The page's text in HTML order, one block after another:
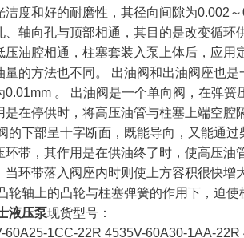
度和好的耐磨性，其径向间隙为0.002
轴向孔与顶部相通，其目的是改变循环
油腔相通，柱塞套装入泵上体后，应用
的方法也不同。 出油阀和出油阀座也是
。 出油阀是一个单向阀，在弹簧
是在停供时，将高压油管与柱塞上端空腔
的下部呈十字断面，既能导向，又能通过
带，其作用是在供油终了时，使高压油
环带落入阀座内时则使上方容积很快增
轮轴上的凸轮与柱塞弹簧的作用下，迫使
液压泵现货型号：
1CC-22R 4535V-60A30-1AA-22R